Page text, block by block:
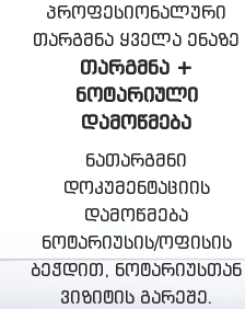
პროფესიონალური
თარგმნა ყველა ენაზე
ᲗᲐᲠᲒᲛᲜᲐ +
ᲜᲝᲢᲐᲠᲘᲣᲚᲘ
ᲓᲐᲛᲝᲬᲛᲔᲑᲐ
ნათარგმნი
დოკუმენტაციის
დამოწმება
ნოტარიუსის/ოფისის
ბეჭდით, ნოტარიუსთან
ვიზიტის გარეშე.